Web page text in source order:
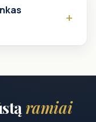
ramiai